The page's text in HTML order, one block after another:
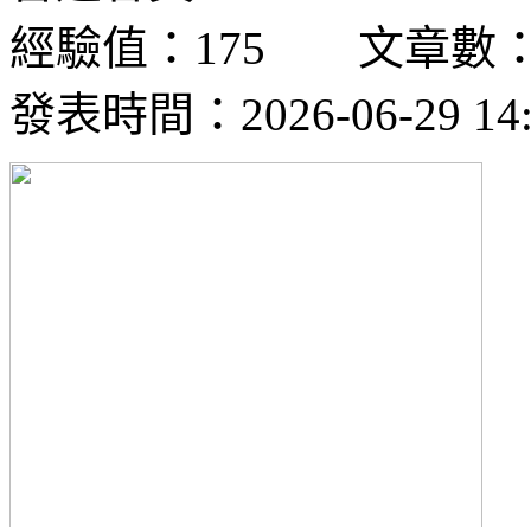
經驗值：175 文章數
發表時間：2026-06-29